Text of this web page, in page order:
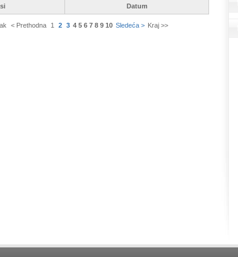
Datum
< Prethodna 1 2 3 4 5 6 7 8 9 10 Sledeća > Kraj >>